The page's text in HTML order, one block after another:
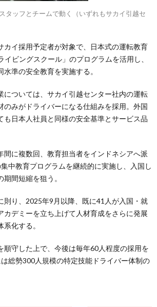
タッフとチームで動く（いずれもサカイ引越セ
カイ採用予定者が対象で、日本式の運転教育
イビングスクール」のプログラムを活用し、
準の安全教育を実施する。
については、サカイ引越センター社内の運転
のみがドライバーになる仕組みを採用。外国
も日本人社員と同様の安全基準とサービス品
間に複数回、教育担当者をインドネシアへ派
中教育プログラムを継続的に実施し、入国し
間短縮を狙う。
則り、2025年9月以降、既に41人が入国・就
カデミーを立ち上げて人材育成をさらに発展
化する。
順守した上で、今後は毎年60人程度の採用を
総勢300人規模の特定技能ドライバー体制の